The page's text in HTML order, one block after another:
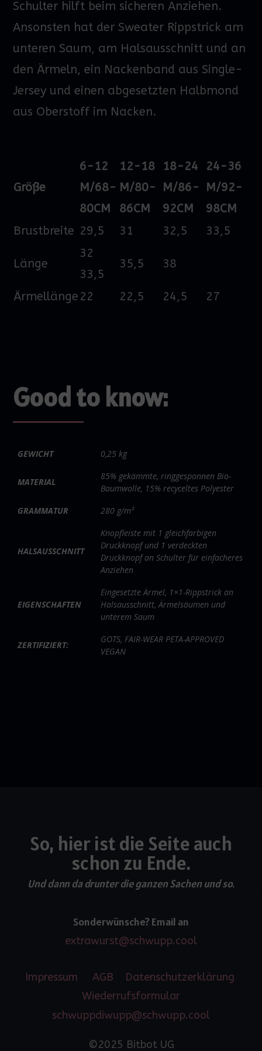
Schulter hilft beim sicheren Anziehen.
Ansonsten hat der Sweater Rippstrick am
unteren Saum, am Halsausschnitt und an
den Ärmeln, ein Nackenband aus Single-
Jersey und einen abgesetzten Halbmond
aus Oberstoff im Nacken.
Größe
6-12
M/68-
80CM
12-18
M/80-
86CM
18-24
M/86-
92CM
24-36
M/92-
98CM
Brustbreite 29,5 31 32,5 33,5
Länge
32
33,5
35,5 38
Ärmellänge 22 22,5 24,5 27
Good to know:
GEWICHT 0,25 kg
MATERIAL
85% gekämmte, ringgesponnen Bio-
Baumwolle, 15% recyceltes Polyester
GRAMMATUR
280 g/m²
HALSAUSSCHNITT
Knopfleiste mit 1 gleichfarbigen
Druckknopf und 1 verdeckten
Druckknopf an Schulter für einfacheres
Anziehen
EIGENSCHAFTEN
Eingesetzte Ärmel, 1×1-Rippstrick an
Halsausschnitt, Ärmelsäumen und
unterem Saum
ZERTIFIZIERT:
GOTS, FAIR-WEAR PETA-APPROVED
VEGAN
So, hier ist die Seite auch
schon zu Ende.
Und dann da drunter die ganzen Sachen und so.
Sonderwünsche? Email an
extrawurst@schwupp.cool
Impressum AGB
Datenschutzerklärung
Wiederrufsformular
schwuppdiwupp@schwupp.cool
©2025 Bitbot UG